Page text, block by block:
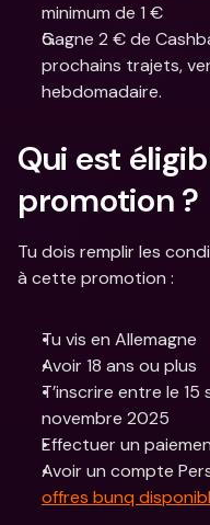
minimum de 1 €
Gagne 2 € de
prochains trajets,
hebdomadaire.
Qui est
promotion ?
Tu dois remplir les
à cette promotion :
Tu vis en Allemagne
Avoir 18 ans ou plus
T’inscrire entre le
novembre 2025
Effectuer un
offres bunq